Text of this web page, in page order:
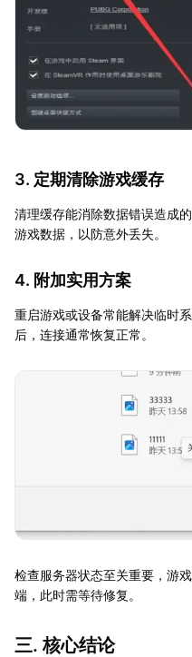
3. 定期清除游戏缓存
清理缓存能消除数据错误造成
游戏数据，以防意外丢失。
4. 附加实用方案
重启游戏或设备常能解决临时
后，连接通常恢复正常。
检查服务器状态至关重要，游
端，此时需等待修复。
三. 核心结论